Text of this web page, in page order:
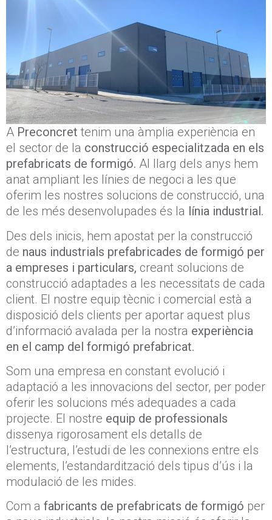
A Preconcret tenim una àmplia experiència en
el sector de la construcció especialitzada en els
prefabricats de formigó. Al llarg dels anys hem
anat ampliant les línies de negoci a les que
oferim les nostres solucions de construcció, una
de les més desenvolupades és la línia industrial.
Des dels inicis, hem apostat per la construcció
de naus industrials prefabricades de formigó per
a empreses i particulars, creant solucions de
construcció adaptades a les necessitats de cada
client. El nostre equip tècnic i comercial està a
disposició dels clients per aportar aquest plus
d’informació avalada per la nostra experiència
en el camp del formigó prefabricat.
Som una empresa en constant evolució i
adaptació a les innovacions del sector, per poder
oferir les solucions més adequades a cada
projecte. El nostre equip de professionals
dissenya rigorosament els detalls de
l’estructura, l’estudi de les connexions entre els
elements, l’estandardització dels tipus d’ús i la
modulació de les mides.
Com a fabricants de prefabricats de formigó per